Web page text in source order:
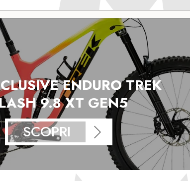
ENDURO TREK
9.8 XT GEN5
SCOPRI